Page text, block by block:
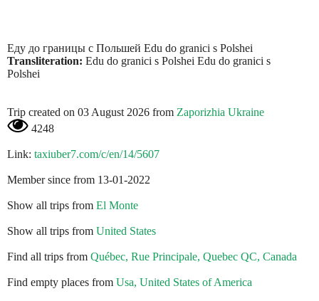
Еду до границы с Польшей Edu do granici s Polshei
Transliteration: Edu do granici s Polshei Edu do granici s
Polshei
Trip created on 03 August 2026 from Zaporizhia Ukraine
4248
Link: taxiuber7.com/c/en/14/5607
Member since from 13-01-2022
Show all trips from El Monte
Show all trips from United States
Find all trips from Québec, Rue Principale, Quebec QC, Canada
Find empty places from Usa, United States of America